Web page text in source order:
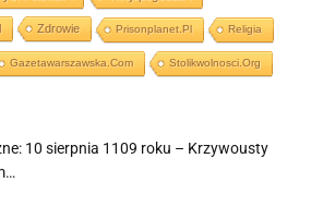
Zdrowie Prisonplanet.pl Religia
Gazetawarszawska.com Stolikwolnosci.org
10 sierpnia 1109 roku – Krzywousty